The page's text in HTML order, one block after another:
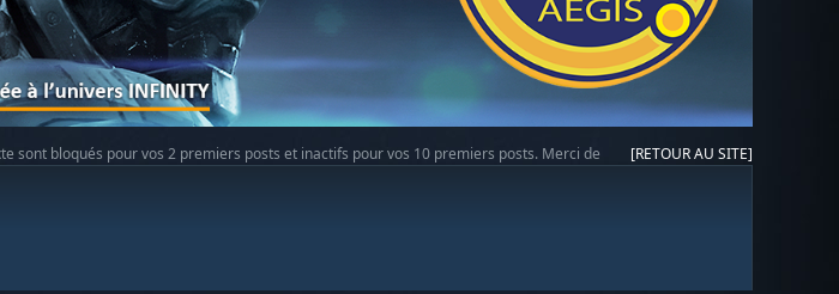
[RETOUR AU SITE]
sont bloqués pour vos 2 premiers posts et inactifs pour vos 10 premiers posts. Merci de